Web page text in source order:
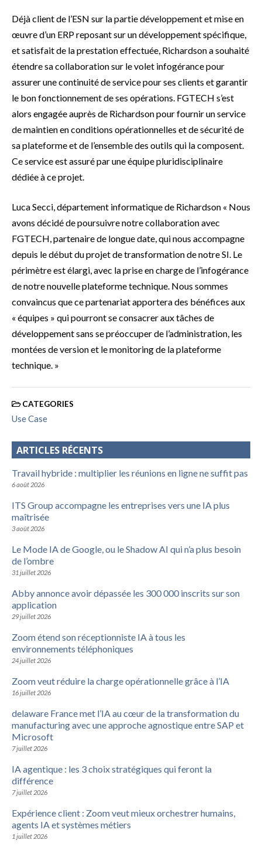
Déjà client de l’ESN sur la partie développement et mise en
œuvre d’un ERP reposant sur un développement spécifique,
et satisfait de la prestation effectuée, Richardson a souhaité
étendre sa collaboration sur le volet infogérance pour
assurer une continuité de service pour ses clients et garantir
le bon fonctionnement de ses opérations. FGTECH s’est
alors engagée auprès de Richardson pour fournir un service
de maintien en conditions opérationnelles et de sécurité de
sa plateforme et de l’ensemble des outils qui la composent.
Ce service est assuré par une équipe pluridisciplinaire
dédiée à ce projet.
Luca Secci, département informatique de Richardson « Nous
avons décidé de poursuivre notre collaboration avec
FGTECH, partenaire de longue date, qui nous accompagne
depuis le début du projet de transformation de notre SI. Le
périmètre est élargi, avec la prise en charge de l’infogérance
de notre nouvelle plateforme technique. Nous sommes
convaincus que ce partenariat apportera des bénéfices aux
« équipes » qui pourront se consacrer aux tâches de
développement sans se préoccuper de l’administration, les
montées de version et le monitoring de la plateforme
technique. »
CATEGORIES
Use Case
ARTICLES RÉCENTS
Travail hybride : multiplier les réunions en ligne ne suffit pas
6 août 2026
ITS Group accompagne les entreprises vers une IA plus
maîtrisée
3 août 2026
Le Mode IA de Google, ou le Shadow AI qui n’a plus besoin
de l’ombre
31 juillet 2026
Abby annonce avoir dépassée les 300 000 inscrits sur son
application
29 juillet 2026
Zoom étend son réceptionniste IA à tous les
environnements téléphoniques
24 juillet 2026
Zoom veut réduire la charge opérationnelle grâce à l’IA
16 juillet 2026
delaware France met l’IA au cœur de la transformation du
manufacturing avec une approche agnostique entre SAP et
Microsoft
7 juillet 2026
IA agentique : les 3 choix stratégiques qui feront la
différence
7 juillet 2026
Expérience client : Zoom veut mieux orchestrer humains,
agents IA et systèmes métiers
1 juillet 2026